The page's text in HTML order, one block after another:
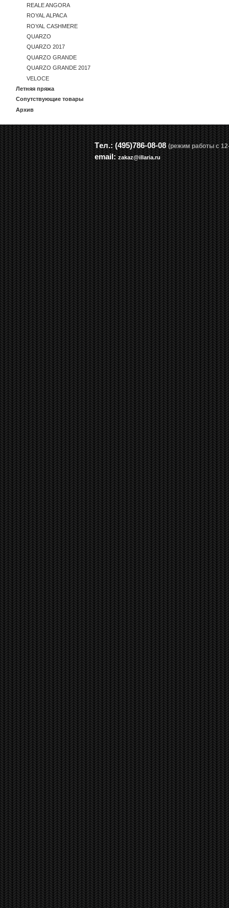
REALE ANGORA
ROYAL ALPACA
ROYAL CASHMERE
QUARZO
QUARZO 2017
QUARZO GRANDE
QUARZO GRANDE 2017
VELOCE
Летняя пряжа
Сопутствующие товары
Архив
Tел.: (495)786-08-08 (режим работы с
email: zakaz@illaria.ru